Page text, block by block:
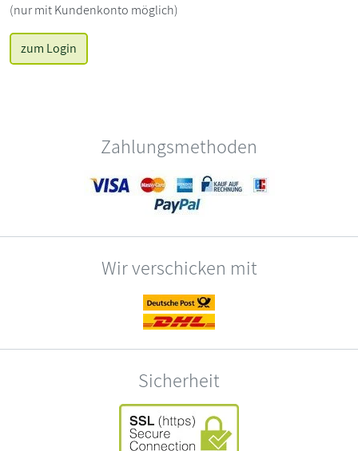
(nur mit Kundenkonto möglich)
zum Login
Zahlungsmethoden
Wir verschicken mit
Sicherheit